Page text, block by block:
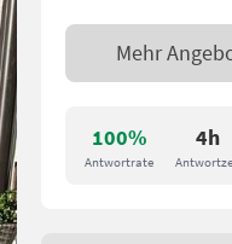
100%
Antwortrate
4h
Mehr